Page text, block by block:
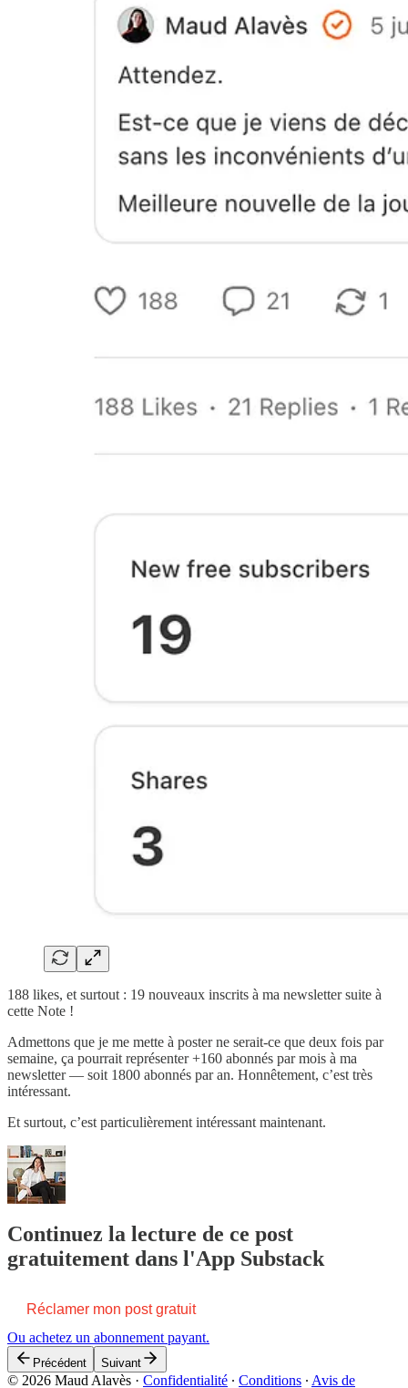
188 likes, et surtout : 19 nouveaux inscrits à ma newsletter suite à
cette Note !
Admettons que je me mette à poster ne serait-ce que deux fois par
semaine, ça pourrait représenter +160 abonnés par mois à ma
newsletter — soit 1800 abonnés par an. Honnêtement, c’est très
intéressant.
Et surtout, c’est particulièrement intéressant maintenant.
Continuez la lecture de ce post
gratuitement dans l'App Substack
Réclamer mon post gratuit
Ou achetez un abonnement payant.
Précédent Suivant
© 2026 Maud Alavès · Confidentialité ∙ Conditions ∙ Avis de